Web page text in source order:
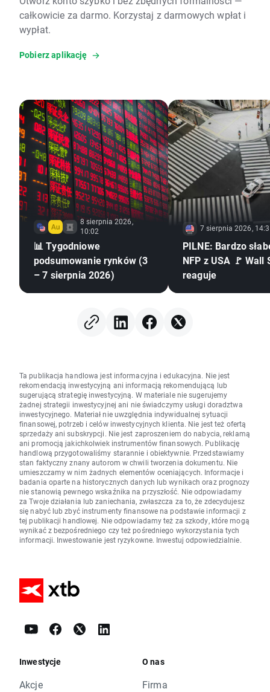
całkowicie za darmo. Korzystaj z darmowych wpłat i
wypłat.
Pobierz aplikację
8 sierpnia 2026,
10:02
📊 Tygodniowe
podsumowanie rynków (3
– 7 sierpnia 2026)
7 sierpnia 2026,
PILNE: Bardzo
NFP z USA 🚩 Wall
reaguje
Ta publikacja handlowa jest informacyjna i edukacyjna. Nie jest
rekomendacją inwestycyjną ani informacją rekomendującą lub
sugerującą strategię inwestycyjną. W materiale nie sugerujemy
żadnej strategii inwestycyjnej ani nie świadczymy usługi doradztwa
inwestycyjnego. Materiał nie uwzględnia indywidualnej sytuacji
finansowej, potrzeb i celów inwestycyjnych klienta. Nie jest też ofertą
sprzedaży ani subskrypcji. Nie jest zaproszeniem do nabycia, reklamą
ani promocją jakichkolwiek instrumentów finansowych. Publikację
handlową przygotowaliśmy starannie i obiektywnie. Przedstawiamy
stan faktyczny znany autorom w chwili tworzenia dokumentu. Nie
umieszczamy w nim żadnych elementów oceniających. Informacje i
badania oparte na historycznych danych lub wynikach oraz prognozy
nie stanowią pewnego wskaźnika na przyszłość. Nie odpowiadamy
za Twoje działania lub zaniechania, zwłaszcza za to, że zdecydujesz
się nabyć lub zbyć instrumenty finansowe na podstawie informacji z
tej publikacji handlowej. Nie odpowiadamy też za szkody, które mogą
wynikać z bezpośredniego czy też pośredniego wykorzystania tych
informacji. Inwestowanie jest ryzykowne. Inwestuj odpowiedzialnie.
Inwestycje
Akcje
O nas
Firma